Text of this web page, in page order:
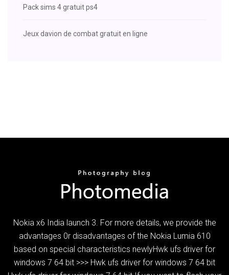
Pack sims 4 gratuit ps4
Jeux davion de combat gratuit en ligne
Nokia x6 India launch 3. For more details, we provide the
advantages 0r disadvantages of the Nokia Lumia 610
based on special characteristics newlyHwk ufs driver for
windows 7 64 bit >>> Hwk ufs driver for windows 7 64 bit